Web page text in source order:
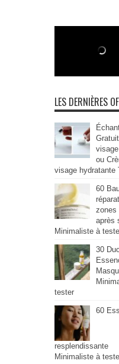
LES DERNIÈRES
ou
visage hydratante
60
zones
après
Minimaliste à
30
tester
60
resplendissante
Minimaliste à